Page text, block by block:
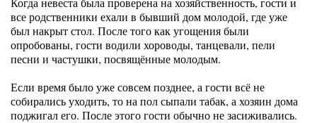
все родственники ехали в бывший дом молодой, где уже
был накрыт стол. После того как угощения были
опробованы, гости водили хороводы, танцевали, пели
песни и частушки, посвящённые молодым.
Если время было уже совсем позднее, а гости всё не
собирались уходить, то на пол сыпали табак, а хозяин дома
поджигал его. После этого гости обычно не засиживались.